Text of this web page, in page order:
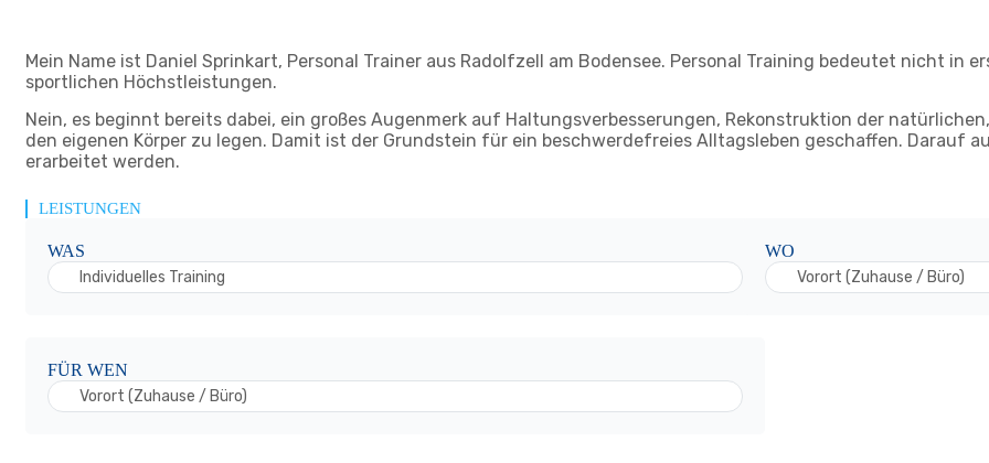
Mein Name ist Daniel Sprinkart, Personal Trainer aus Radolfzell am Bodensee. Personal Training bedeutet nicht in
sportlichen Höchstleistungen.
Nein, es beginnt bereits dabei, ein großes Augenmerk auf Haltungsverbesserungen, Rekonstruktion der
den eigenen Körper zu legen. Damit ist der Grundstein für ein beschwerdefreies Alltagsleben geschaffen. Darauf
erarbeitet werden.
LEISTUNGEN
WAS
Individuelles Training
WO
Vorort (Zuhause / Büro)
FÜR WEN
Vorort (Zuhause / Büro)